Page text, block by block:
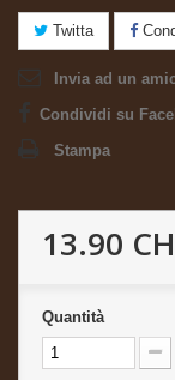
Twitta
Invia ad un
Condividi su
Stampa
13.90
Quantità